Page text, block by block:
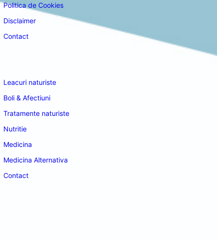
Politica de Cookies
Disclaimer
Contact
Leacuri naturiste
Boli & Afectiuni
Tratamente naturiste
Nutritie
Medicina
Medicina Alternativa
Contact